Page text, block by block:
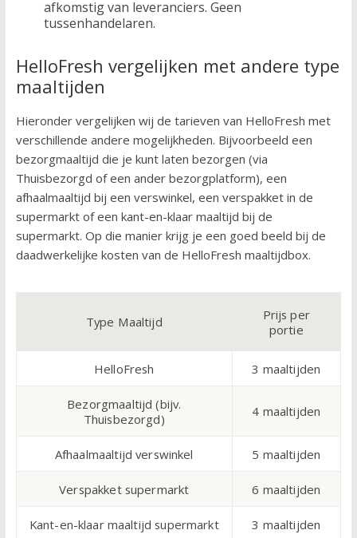
afkomstig van leveranciers. Geen
tussenhandelaren.
HelloFresh vergelijken met andere type
maaltijden
Hieronder vergelijken wij de tarieven van HelloFresh met
verschillende andere mogelijkheden. Bijvoorbeeld een
bezorgmaaltijd die je kunt laten bezorgen (via
Thuisbezorgd of een ander bezorgplatform), een
afhaalmaaltijd bij een verswinkel, een verspakket in de
supermarkt of een kant-en-klaar maaltijd bij de
supermarkt. Op die manier krijg je een goed beeld bij de
daadwerkelijke kosten van de HelloFresh maaltijdbox.
Type Maaltijd
Prijs per
portie
HelloFresh 3 maaltijden
Bezorgmaaltijd (bijv.
Thuisbezorgd)
4 maaltijden
Afhaalmaaltijd verswinkel 5 maaltijden
Verspakket supermarkt 6 maaltijden
Kant-en-klaar maaltijd supermarkt 3 maaltijden